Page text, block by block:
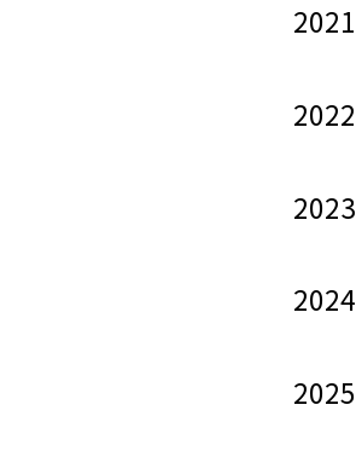
2021
2022
2023
2024
2025